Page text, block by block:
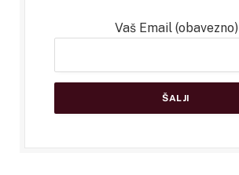
Vaš Email (obavezno)